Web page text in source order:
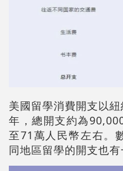
美國留學消費開支以
年，總開支約為
至71萬人民幣左右。
同地區留學的開支也有